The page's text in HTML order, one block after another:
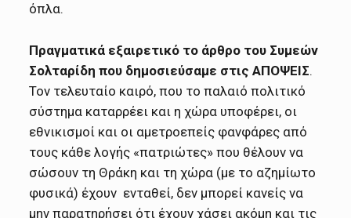
όπλα.
Πραγματικά εξαιρετικό το άρθρο του Συμεών
Σολταρίδη που δημοσιεύσαμε στις ΑΠΟΨΕΙΣ.
Τον τελευταίο καιρό, που το παλαιό πολιτικό
σύστημα καταρρέει και η χώρα υποφέρει, οι
εθνικισμοί και οι αμετροεπείς φανφάρες από
τους κάθε λογής «πατριώτες» που θέλουν να
σώσουν τη Θράκη και τη χώρα (με το αζημίωτο
φυσικά) έχουν ενταθεί, δεν μπορεί κανείς να
μην παρατηρήσει ότι έχουν χάσει ακόμη και τις